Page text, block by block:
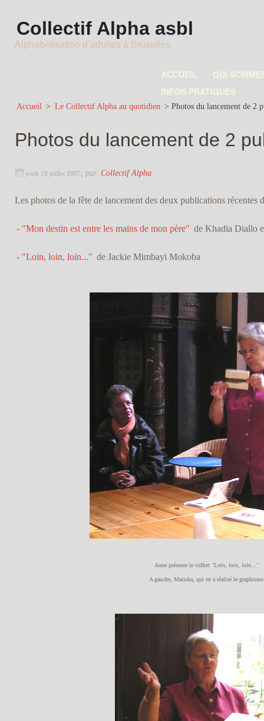
Collectif Alpha asbl
Alphabétisation d’adultes à Bruxelles
ACCUEIL
QUI
INFOS PRATIQUES
Accueil > Le Collectif Alpha au quotidien > Photos du lancement de 2
Photos du lancement de 2
jeudi 19 juillet 2007 par Collectif Alpha
Les photos de la fête de lancement des deux publications
- "Mon destin est entre les mains de mon père" de Khadia Diallo
- "Loin, loin, loin..." de Jackie Mimbayi Mokoba
Anne présente le coffret "Loin, loin, loin..."
A gauche, Mariska, qui en a réalisé le graphisme